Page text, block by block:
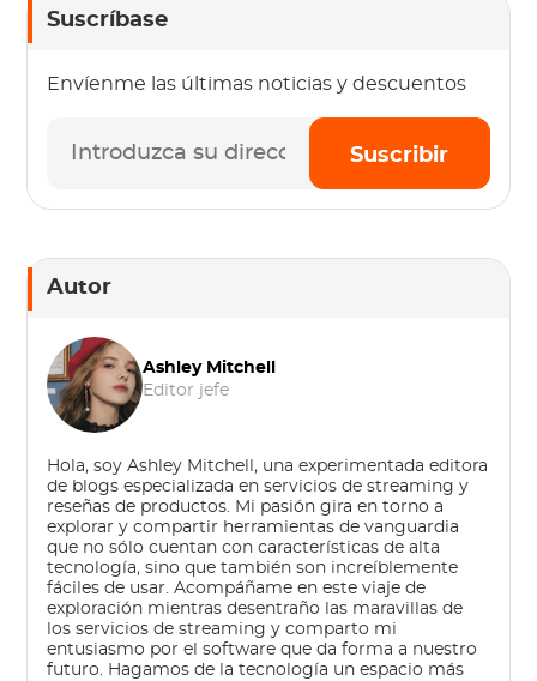
Suscríbase
Envíenme las últimas noticias y descuentos
Suscribir
Autor
Ashley Mitchell
Editor jefe
Hola, soy Ashley Mitchell, una experimentada editora
de blogs especializada en servicios de streaming y
reseñas de productos. Mi pasión gira en torno a
explorar y compartir herramientas de vanguardia
que no sólo cuentan con características de alta
tecnología, sino que también son increíblemente
fáciles de usar. Acompáñame en este viaje de
exploración mientras desentraño las maravillas de
los servicios de streaming y comparto mi
entusiasmo por el software que da forma a nuestro
futuro. Hagamos de la tecnología un espacio más